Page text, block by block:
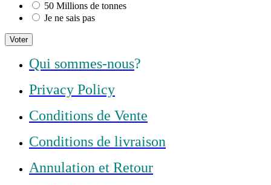
50 Millions de tonnes
Je ne sais pas
Voter
Qui sommes-nous?
Privacy Policy
Conditions de Vente
Conditions de livraison
Annulation et Retour